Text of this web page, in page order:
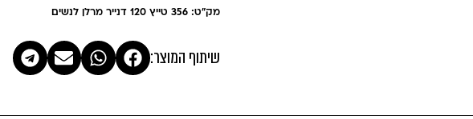
מק"ט: 356 טייץ 120 דנייר מרלן לנשים
שיתוף המוצר: